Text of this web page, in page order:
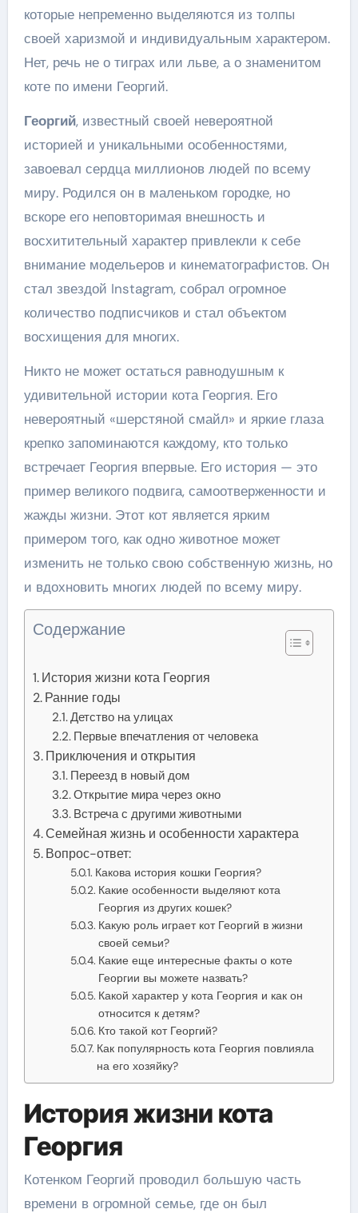
которые непременно выделяются из толпы
своей харизмой и индивидуальным характером.
Нет, речь не о тиграх или льве, а о знаменитом
коте по имени Георгий.
Георгий, известный своей невероятной
историей и уникальными особенностями,
завоевал сердца миллионов людей по всему
миру. Родился он в маленьком городке, но
вскоре его неповторимая внешность и
восхитительный характер привлекли к себе
внимание модельеров и кинематографистов. Он
стал звездой Instagram, собрал огромное
количество подписчиков и стал объектом
восхищения для многих.
Никто не может остаться равнодушным к
удивительной истории кота Георгия. Его
невероятный «шерстяной смайл» и яркие глаза
крепко запоминаются каждому, кто только
встречает Георгия впервые. Его история — это
пример великого подвига, самоотверженности и
жажды жизни. Этот кот является ярким
примером того, как одно животное может
изменить не только свою собственную жизнь, но
и вдохновить многих людей по всему миру.
Содержание
История жизни кота Георгия
Ранние годы
Детство на улицах
Первые впечатления от человека
Приключения и открытия
Переезд в новый дом
Открытие мира через окно
Встреча с другими животными
Семейная жизнь и особенности характера
Вопрос-ответ:
Какова история кошки Георгия?
Какие особенности выделяют кота
Георгия из других кошек?
Какую роль играет кот Георгий в жизни
своей семьи?
Какие еще интересные факты о коте
Георгии вы можете назвать?
Какой характер у кота Георгия и как он
относится к детям?
Кто такой кот Георгий?
Как популярность кота Георгия повлияла
на его хозяйку?
История жизни кота
Георгия
Котенком Георгий проводил большую часть
времени в огромной семье, где он был